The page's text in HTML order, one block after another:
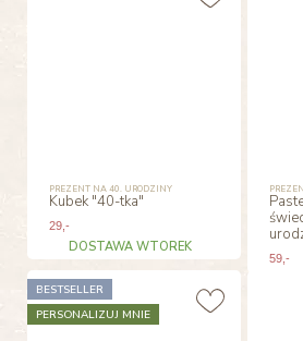
PREZENT NA 40. URODZINY
Kubek "40-tka"
29,-
DOSTAWA WTOREK
59 ,-
BESTSELLER
PERSONALIZUJ MNIE